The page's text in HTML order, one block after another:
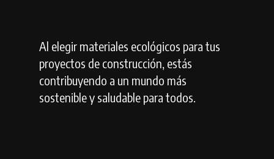
Al elegir materiales ecológicos para tus
proyectos de construcción, estás
contribuyendo a un mundo más
sostenible y saludable para todos.